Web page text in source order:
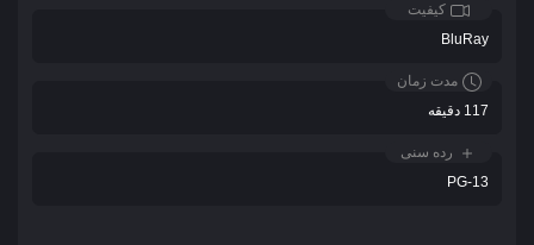
کیفیت
BluRay
مدت زمان
117 دقیقه
رده سنی
PG-13